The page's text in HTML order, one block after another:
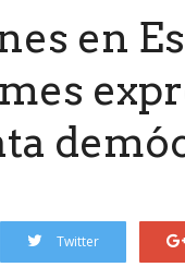
en
Twitter